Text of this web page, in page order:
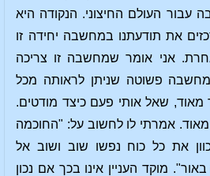
העולם החיצוני. הנקודה היא
את תודעתנו במחשבה יחידה זו
אני אומר שמחשבה זו צריכה
פשוטה שניתן לראותה מכל
שאל אותי פעם כיצד מודטים.
אמרתי לו לחשוב על: "החוכמה
את כל כוח נפשו שוב ושוב אל
מוקד העניין אינו בכך אם נכון